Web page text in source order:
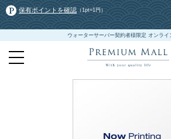
保有ポイントを確認 （1pt=1円）
ウォーターサーバー契約者様限定 オンライ